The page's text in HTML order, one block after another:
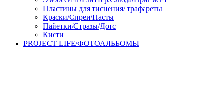
Пластины для тиснения/ трафареты
Краски/Спреи/Пасты
Пайетки/Стразы/Дотс
Кисти
PROJECT LIFE/ФОТОАЛЬБОМЫ